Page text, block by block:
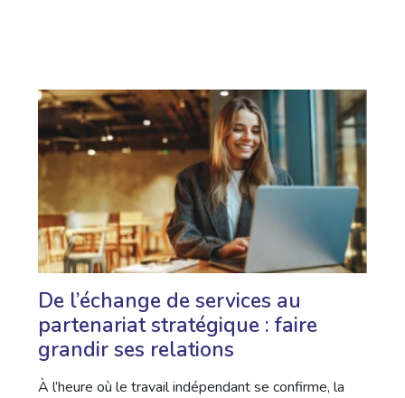
De l’échange de services au
partenariat stratégique : faire
grandir ses relations
À l’heure où le travail indépendant se confirme, la